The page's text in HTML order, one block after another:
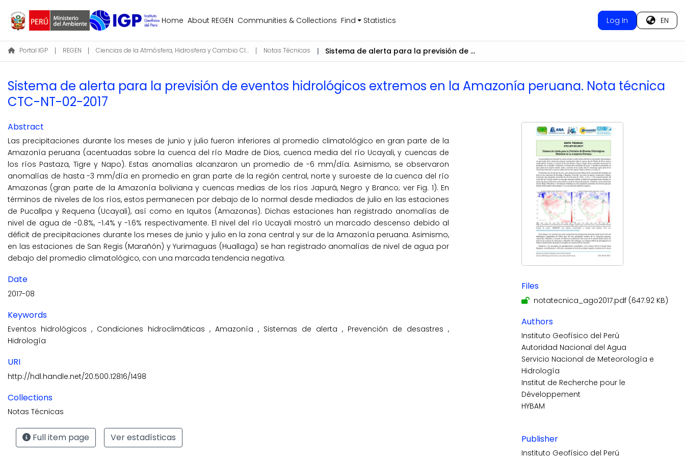
Home About REGEN Communities & Collections Find Statistics Log In EN
Portal IGP REGEN Ciencias de la Atmósfera, Hidrosfera y Cambio Climático Notas Técnicas Sistema de alerta para la previsión de eventos hidrológicos extremos en la Amazonía peruana. Nota técnica CTC-NT-02-2017
Sistema de alerta para la previsión de eventos hidrológicos extremos en la Amazonía peruana. Nota técnica
CTC-NT-02-2017
Abstract
Las precipitaciones durante los meses de junio y julio fueron inferiores al promedio climatológico en gran parte de la
Amazonía peruana (acentuadas sobre la cuenca del río Madre de Dios, cuenca media del río Ucayali, y cuencas de
los ríos Pastaza, Tigre y Napo). Estas anomalías alcanzaron un promedio de -6 mm/día. Asimismo, se observaron
anomalías de hasta -3 mm/día en promedio en gran parte de la región central, norte y suroeste de la cuenca del río
Amazonas (gran parte de la Amazonía boliviana y cuencas medias de los ríos Japurá, Negro y Branco; ver Fig. 1). En
términos de niveles de los ríos, estos permanecen por debajo de lo normal desde mediados de julio en las estaciones
de Pucallpa y Requena (Ucayali), así como en Iquitos (Amazonas). Dichas estaciones han registrado anomalías de
nivel de agua de -0.8%, -1.4% y -1.6% respectivamente. El nivel del río Ucayali mostró un marcado descenso debido al
déficit de precipitaciones durante los meses de junio y julio en la zona central y sur de la Amazonía peruana. Asimismo,
en las estaciones de San Regis (Marañón) y Yurimaguas (Huallaga) se han registrado anomalías de nivel de agua por
debajo del promedio climatológico, con una marcada tendencia negativa.
Date
2017-08
Keywords
Eventos hidrológicos , Condiciones hidroclimáticas , Amazonía , Sistemas de alerta , Prevención de desastres ,
Hidrología
URI
http://hdl.handle.net/20.500.12816/1498
Collections
Notas Técnicas
Full item page Ver estadísticas
Files
notatecnica_ago2017.pdf (647.92 KB)
Authors
Instituto Geofísico del Perú
Autoridad Nacional del Agua
Servicio Nacional de Meteorología e
Hidrología
Institut de Recherche pour le
Développement
HYBAM
Publisher
Instituto Geofísico del Perú